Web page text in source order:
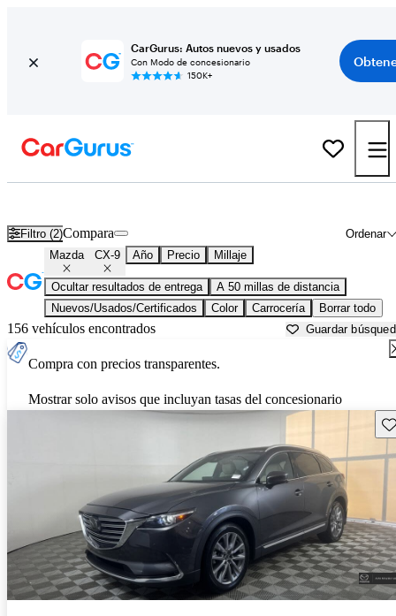
CarGurus: Autos nuevos y usados
Con Modo de concesionario
150K+
Filtro (2) Ordenar
Compara
Mazda CX-9 Año Precio Millaje
Ocultar resultados de entrega
A 50 millas de distancia
Nuevos/Usados/Certificados
Color Carrocería Borrar todo
156 vehículos encontrados Guardar
Compra con precios transparentes.
Mostrar solo avisos que incluyan tasas del concesionario